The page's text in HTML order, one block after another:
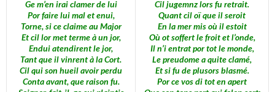
Ge m’en irai clamer de lui
Por faire lui mal et enui,
Torne, si ce claime au Major
Et cil lor met terme à un jor,
Endui atendirent le jor,
Tant que il vinrent à la Cort.
Cil qui son hueil avoir perdu
Conta avant, que raison fu.
Cil jugemnz lors fu retrait.
Quant cil oï que il seroit
En la mer mis où il estoit
Où ot soffert le froit et l’onde,
Il n’i entrat por tot le monde,
Le preudome a quite clamé,
Et si fu de plusors blasmé.
Por ce vos di tot en apert